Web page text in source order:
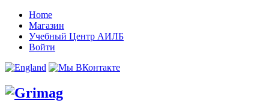
Home
Магазин
Учебный Центр АИЛБ
Войти